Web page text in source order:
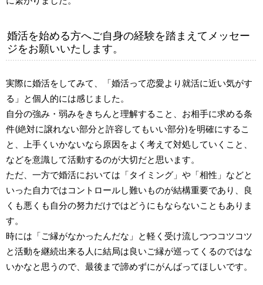
婚活を始める方へご自身の経験を踏まえてメッセー
ジをお願いいたします。
実際に婚活をしてみて、「婚活って恋愛より就活に近い気がす
る」と個人的には感じました。
自分の強み・弱みをきちんと理解すること、お相手に求める条
件(絶対に譲れない部分と許容してもいい部分)を明確にするこ
と、上手くいかないなら原因をよく考えて対処していくこと、
などを意識して活動するのが大切だと思います。
ただ、一方で婚活においては「タイミング」や「相性」などと
いった自力ではコントロールし難いものが結構重要であり、良
くも悪くも自分の努力だけではどうにもならないこともありま
す。
時には「ご縁がなかったんだな」と軽く受け流しつつコツコツ
と活動を継続出来る人に結局は良いご縁が巡ってくるのではな
いかなと思うので、最後まで諦めずにがんばってほしいです。